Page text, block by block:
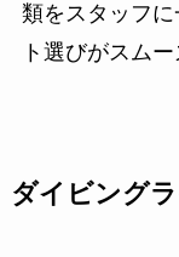
類をスタッフ
ト選びがスム
ダイビング